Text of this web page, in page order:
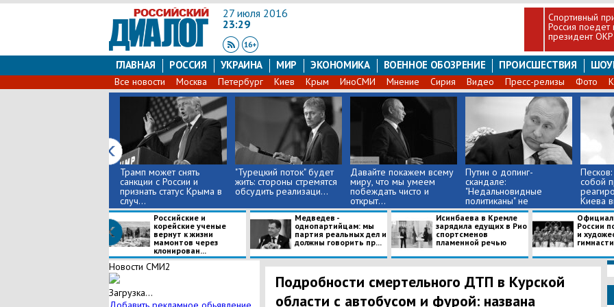
27 июля 2016
23:29
Спортивный
Россия
президент ОКР
ГЛАВНАЯ РОССИЯ УКРАИНА МИР ЭКОНОМИКА ВОЕННОЕ ОБОЗРЕНИЕ ПРОИСШЕСТВИЯ
Все новости Москва Петербург Киев Крым ИноСМИ Мнение Сирия Видео Пресс-релизы Фото
Трамп может снять
санкции с России и
признать статус Крыма в
случ...
"Турецкий поток" будет
жить: стороны стремятся
обсудить реализаци...
Давайте покажем всему
миру, что мы умеем
побеждать чисто и
открыт...
Путин о допинг-
скандале:
"Недальновидные
политиканы" не
оставляют...
собой
Киева
Российские и
корейские ученые
вернут к жизни
мамонтов через
клонирован...
Медведев -
однопартийцам: мы
партия реальных дел и
должны говорить пр...
Исинбаева в Кремле
зарядила едущих в Рио
спортсменов
пламенной речью
России
и
Новости СМИ2
Загрузка...
Подробности смертельного ДТП в Курской
области с автобусом и фурой: названа